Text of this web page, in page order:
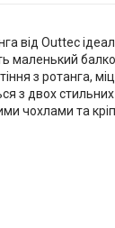
від Outtec
з ротанга,
з двох
чохлами та